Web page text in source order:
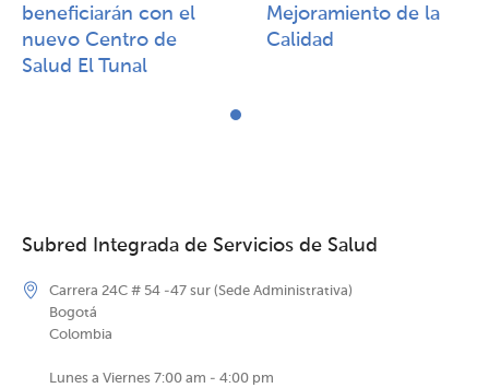
beneficiarán con el
nuevo Centro de
Salud El Tunal
Mejoramiento de la
Calidad​​
Subred Integrada de Servicios de Salud
Carrera 24C # 54 -47 sur (Sede Administrativa)
Bogotá
Colombia
Lunes a Viernes 7:00 am - 4:00 pm